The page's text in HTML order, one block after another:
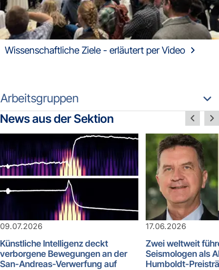
Wissenschaftliche Ziele - erläutert per Video
Arbeitsgruppen
News aus der Sektion
09.07.2026
Künstliche Intelligenz deckt
verborgene Bewegungen an der
San-Andreas-Verwerfung auf
17.06.2026
Zwei weltweit
Seismologen als
Humboldt-